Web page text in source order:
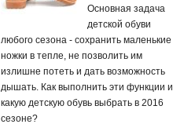
Основная задача
детской обуви
любого сезона - сохранить маленькие
ножки в тепле, не позволить им
излишне потеть и дать возможность
дышать. Как выполнить эти функции и
какую детскую обувь выбрать в 2016
сезоне?